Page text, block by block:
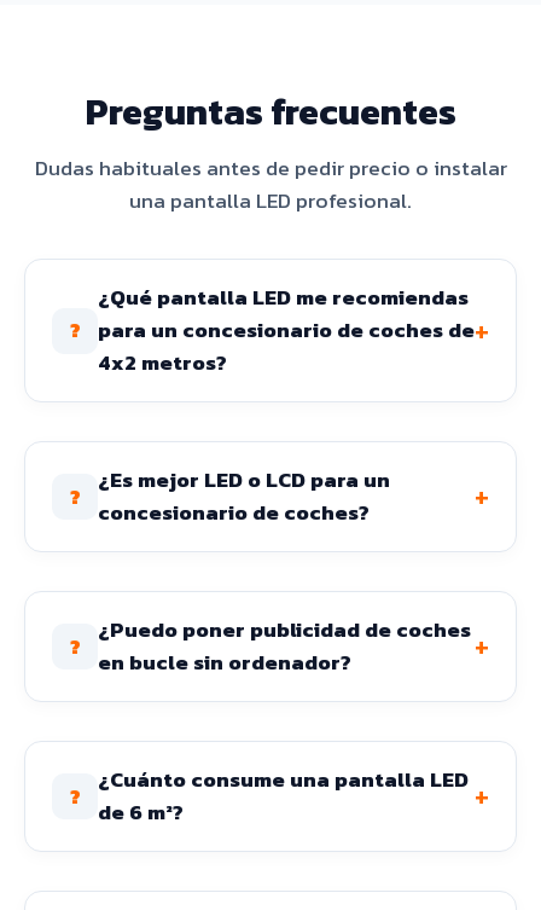
Preguntas frecuentes
Dudas habituales antes de pedir precio o instalar
una pantalla LED profesional.
?
¿Qué pantalla LED me recomiendas
para un concesionario de coches de
4x2 metros?
+
?
¿Es mejor LED o LCD para un
concesionario de coches?
+
?
¿Puedo poner publicidad de coches
en bucle sin ordenador?
+
?
¿Cuánto consume una pantalla LED
de 6 m²?
+